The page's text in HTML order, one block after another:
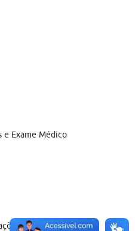
e Exame Médico
pessoais do